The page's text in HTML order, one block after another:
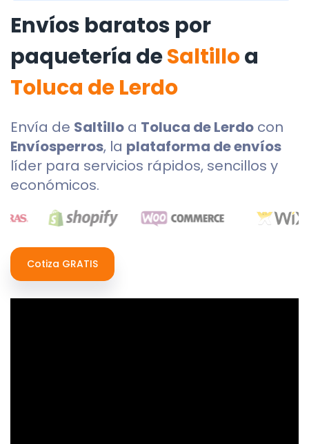
Envíos baratos por
paquetería deSaltilloa
Toluca de Lerdo
Envía de Saltillo a Toluca de Lerdo con
Envíosperros, la plataforma de envíos
líder para servicios rápidos, sencillos y
económicos.
Cotiza GRATIS